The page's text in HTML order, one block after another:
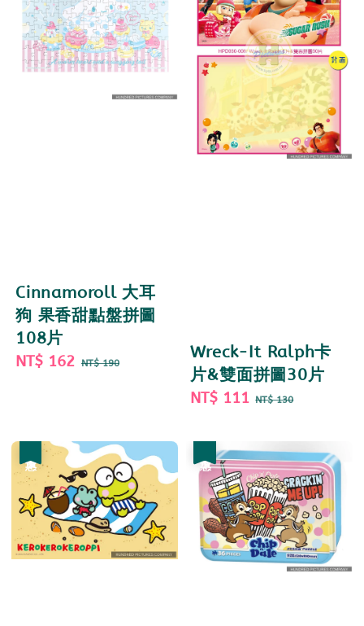
Cinnamoroll 大耳
狗 果香甜點盤拼圖
108片
Sale
NT$ 162 Regular
NT$ 190
Wreck-It Ralph卡
片&雙面拼圖30片
Sale
NT$ 111 Regular
NT$ 130